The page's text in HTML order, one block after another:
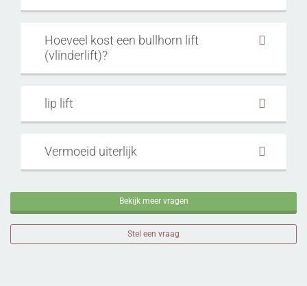
Hoeveel kost een bullhorn lift
(vlinderlift)?
lip lift
Vermoeid uiterlijk
Bekijk meer vragen
Stel een vraag